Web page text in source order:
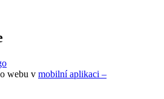
webu v mobilní aplikaci –